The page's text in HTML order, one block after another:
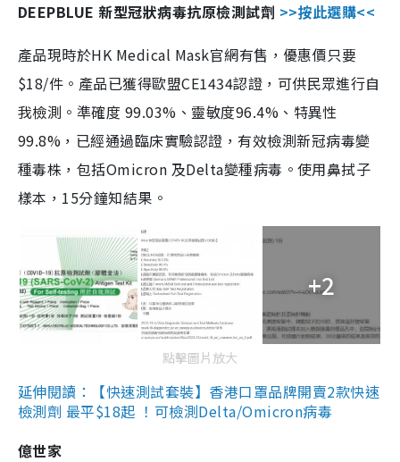
DEEPBLUE 新型冠狀病毒抗原檢測試劑 >>按此選購<<
產品現時於HK Medical Mask官網有售，優惠價只要
$18/件。產品已獲得歐盟CE1434認證，可供民眾進行自
我檢測。準確度 99.03%、靈敏度96.4%、特異性
99.8%，已經通過臨床實驗認證，有效檢測新冠病毒變
種毒株，包括Omicron 及Delta變種病毒。使用鼻拭子
樣本，15分鐘知結果。
+2
點擊圖片放大
延伸閱讀：【快速測試套裝】香港口罩品牌開賣2款快速
檢測劑 最平$18起 ！可檢測Delta/Omicron病毒
億世家